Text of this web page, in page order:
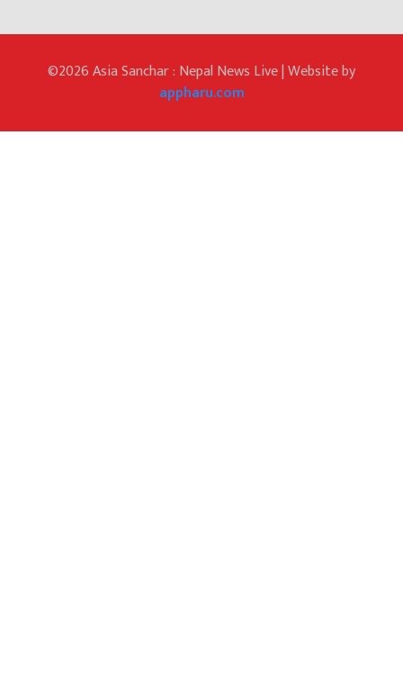
©2026 Asia Sanchar : Nepal News Live | Website by
appharu.com